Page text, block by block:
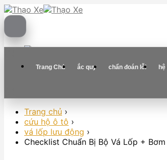
Skip
to
Trang Chủ ắc quy chẩn đoán lỗi
Trang chủ ›
cứu hộ ô tô ›
vá lốp lưu động ›
Checklist Chuẩn Bị Bộ Vá Lốp +